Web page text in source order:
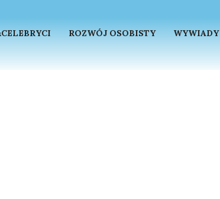
ROZWÓJ OSOBISTY WYWIADY